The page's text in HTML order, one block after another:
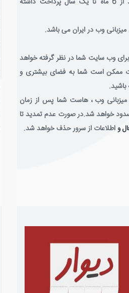
وب در ایران می باشد.
وب سایت شما در نظر گرفته خواهد
ممکن است شما به فضای بیشتری و
وب ، هاست شما پس از زمان
خواهد شد.در صورت عدم تمدید تا